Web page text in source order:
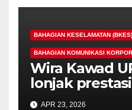
BAHAGIAN KESELAMATAN (BKES)
BAHAGIAN KOMUNIKASI
Wira Kawad
lonjak
kejuaraan
APR 23, 2026